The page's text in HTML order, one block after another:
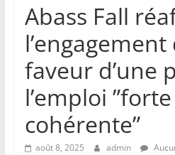
Abass Fall
l’engagement
faveur d’une
l’emploi
cohérente”
août 8, 2025 admin